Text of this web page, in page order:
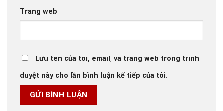
Trang web
Lưu tên của tôi, email, và trang web trong trình
duyệt này cho lần bình luận kế tiếp của tôi.